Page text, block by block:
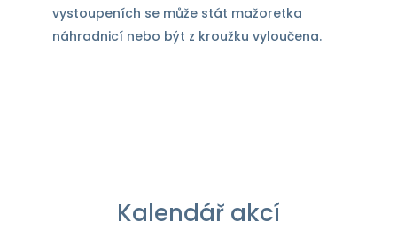
vystoupeních se může stát mažoretka
náhradnicí nebo být z kroužku vyloučena.
Kalendář akcí